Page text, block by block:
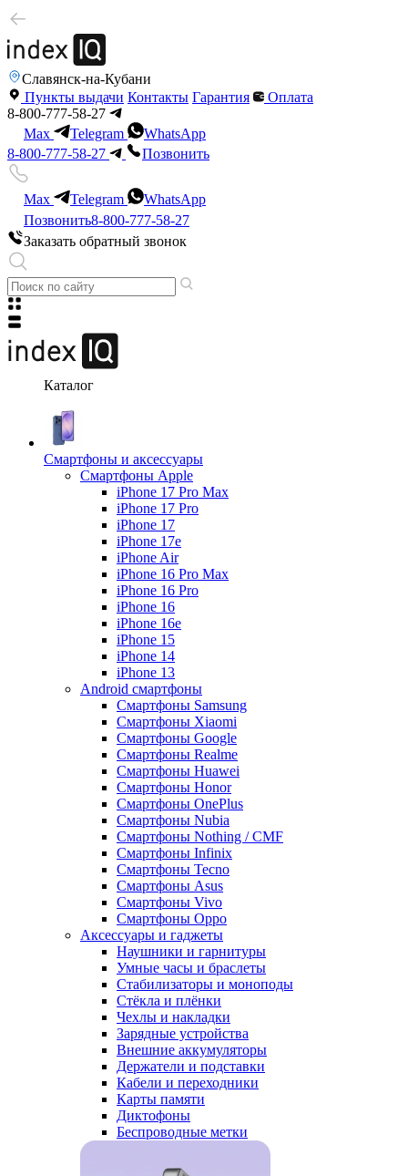
Славянск-на-Кубани
Пункты выдачи Контакты Гарантия
Оплата
8-800-777-58-27
Max
Telegram
WhatsApp
8-800-777-58-27
Позвонить
Max Telegram
WhatsApp
Позвонить8-800-777-58-27
Заказать обратный звонок
Каталог
Смартфоны и аксессуары
Смартфоны Apple
iPhone 17 Pro Max
iPhone 17 Pro
iPhone 17
iPhone 17e
iPhone Air
iPhone 16 Pro Max
iPhone 16 Pro
iPhone 16
iPhone 16e
iPhone 15
iPhone 14
iPhone 13
Android cмартфоны
Смартфоны Samsung
Смартфоны Xiaomi
Смартфоны Google
Смартфоны Realme
Смартфоны Huawei
Смартфоны Honor
Смартфоны OnePlus
Смартфоны Nubia
Смартфоны Nothing / CMF
Смартфоны Infinix
Смартфоны Tecno
Смартфоны Asus
Смартфоны Vivo
Смартфоны Oppo
Аксессуары и гаджеты
Наушники и гарнитуры
Умные часы и браслеты
Стабилизаторы и моноподы
Стёкла и плёнки
Чехлы и накладки
Зарядные устройства
Внешние аккумуляторы
Держатели и подставки
Кабели и переходники
Карты памяти
Диктофоны
Беспроводные метки